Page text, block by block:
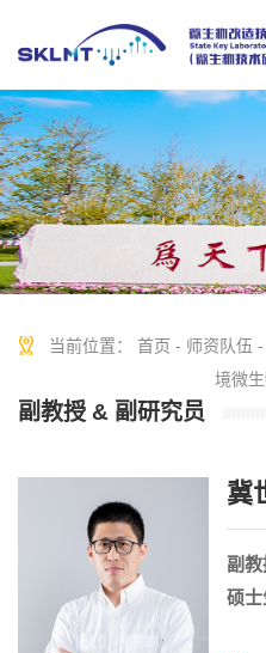
当前位置： 首页 - 师资队伍 -
境微
副教授 & 副研究员
冀
副
硕